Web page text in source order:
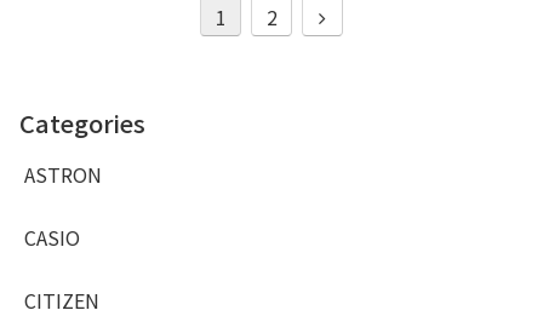
1 2
Categories
ASTRON
CASIO
CITIZEN